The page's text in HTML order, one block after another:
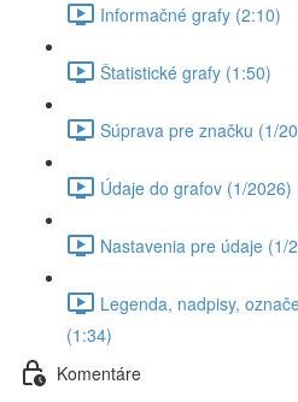
Informačné grafy (2:10)
Štatistické grafy (1:50)
Súprava pre značku (1/
Údaje do grafov (1/2026)
Nastavenia pre údaje (1/
Legenda, nadpisy,
(1:34)
Komentáre